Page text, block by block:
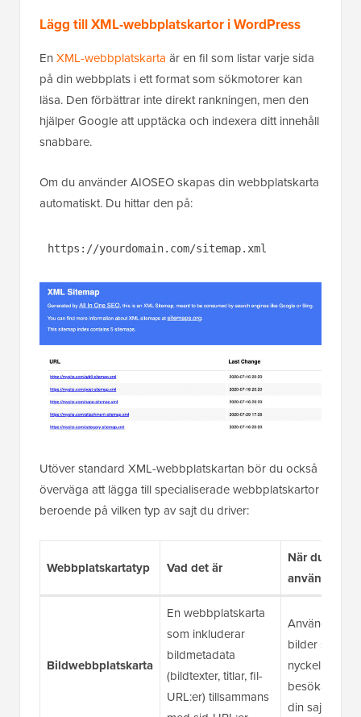
Lägg till XML-webbplatskartor i WordPress
En XML-webbplatskarta är en fil som listar varje sida
på din webbplats i ett format som sökmotorer kan
läsa. Den förbättrar inte direkt rankningen, men den
hjälper Google att upptäcka och indexera ditt innehåll
snabbare.
Om du använder AIOSEO skapas din webbplatskarta
automatiskt. Du hittar den på:
https://yourdomain.com/sitemap.xml
Utöver standard XML-webbplatskartan bör du också
överväga att lägga till specialiserade webbplatskartor
beroende på vilken typ av sajt du driver:
Webbplatskartatyp Vad det är
När du ska
använda den
Bildwebbplatskarta
En webbplatskarta
som inkluderar
bildmetadata
(bildtexter, titlar, fil-
URL:er) tillsammans
Använd den
bilder spelar
nyckelroll i
besökare
din sajt